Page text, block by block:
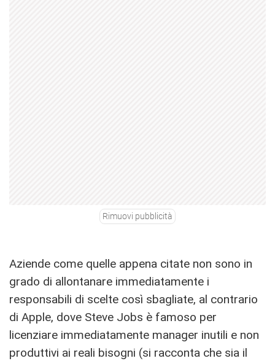
Rimuovi pubblicità
Aziende come quelle appena citate non sono in
grado di allontanare immediatamente i
responsabili di scelte così sbagliate, al contrario
di Apple, dove Steve Jobs è famoso per
licenziare immediatamente manager inutili e non
produttivi ai reali bisogni (si racconta che sia il